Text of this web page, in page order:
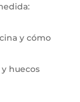
y cómo
huecos